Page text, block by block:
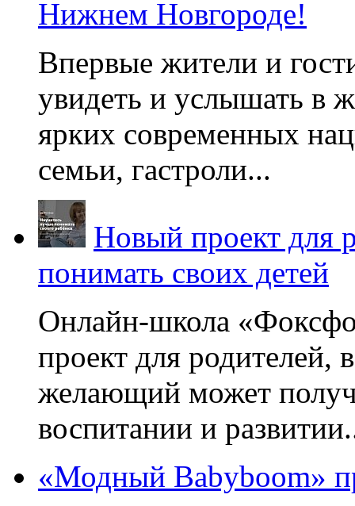
Нижнем Новгороде!
Впервые жители и
увидеть и услышать в
ярких современных
семьи, гастроли...
Новый проект для
понимать своих детей
Онлайн-школа
проект для родителей,
желающий может
воспитании и
«Модный Babyboom»